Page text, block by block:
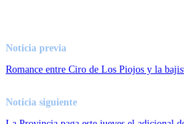
Noticia previa
Romance entre Ciro de Los Piojos y la
Noticia siguiente